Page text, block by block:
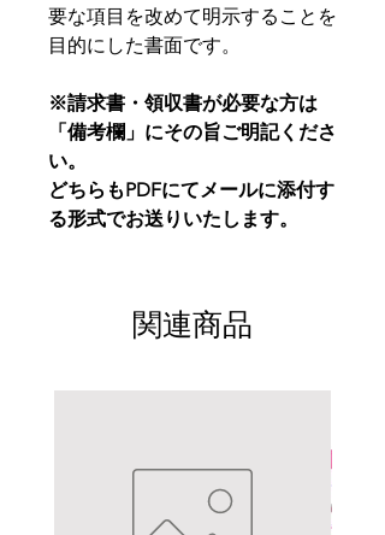
要な項目を改めて明示することを
目的にした書面です。
※請求書・領収書が必要な方は
「備考欄」にその旨ご明記くださ
い。
どちらもPDFにてメールに添付す
る形式でお送りいたします。
関連商品